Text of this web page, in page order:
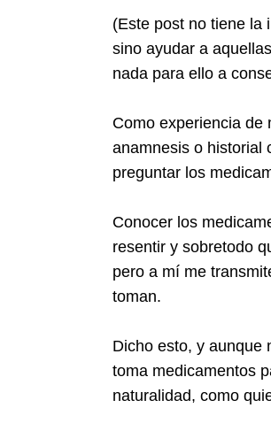
(Este post no tiene la
sino ayudar a
nada para ello a
Como experiencia de
anamnesis o historial
preguntar los
Conocer los
resentir y sobretodo
pero a mí me
toman.
Dicho esto, y aunque
toma medicamentos
naturalidad, como